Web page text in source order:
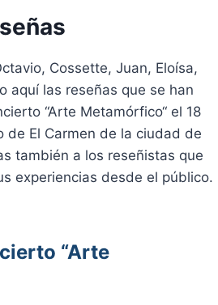
Cossette, Juan, Eloísa,
aquí las reseñas que se han
“Arte Metamórfico“ el 18
de El Carmen de la ciudad de
también a los reseñistas que
experiencias desde el público.
“Arte